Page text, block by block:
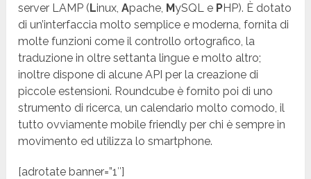
server LAMP (Linux,Apache, MySQL e PHP). È dotato
di un’interfaccia molto semplice e moderna, fornita di
molte funzioni come il controllo ortografico, la
traduzione in oltre settanta lingue e molto altro;
inoltre dispone di alcune API per la creazione di
piccole estensioni. Roundcube è fornito poi di uno
strumento di ricerca, un calendario molto comodo, il
tutto ovviamente mobile friendly per chi è sempre in
movimento ed utilizza lo smartphone.
[adrotate banner=”1″]